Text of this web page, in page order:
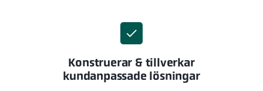
Konstruerar & tillverkar
kundanpassade lösningar